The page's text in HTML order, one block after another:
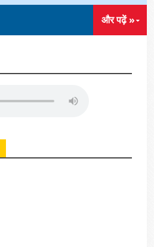
और पढ़ें »